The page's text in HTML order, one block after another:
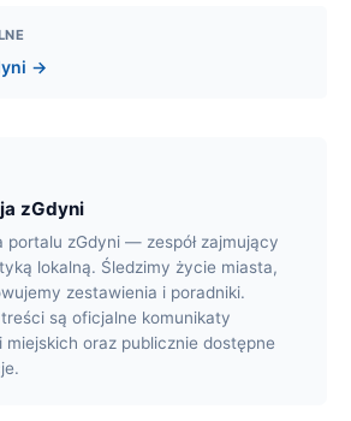
→
zGdyni
portalu zGdyni — zespół zajmujący
lokalną. Śledzimy życie miasta,
zestawienia i poradniki.
treści są oficjalne komunikaty
miejskich oraz publicznie dostępne